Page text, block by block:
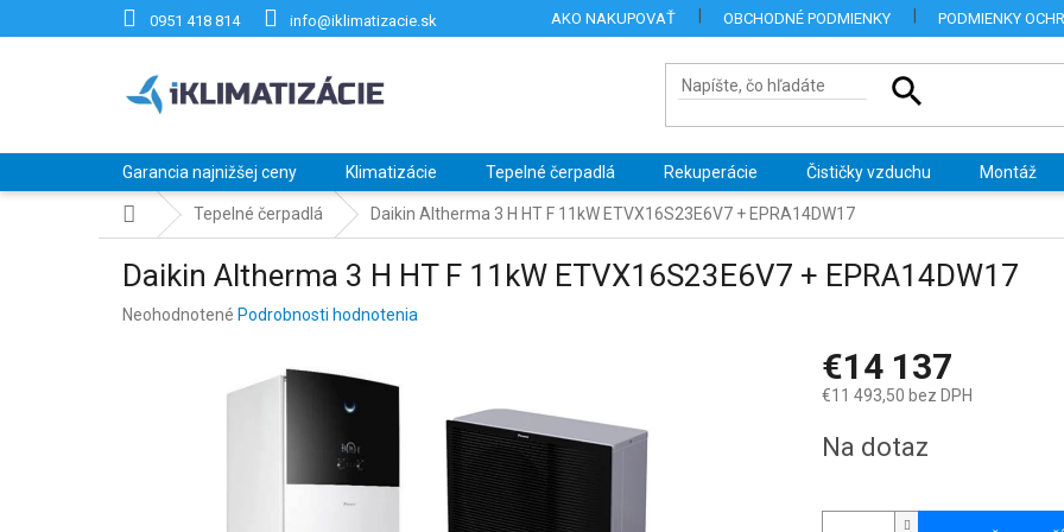
0951 418 814 info@iklimatizacie.sk AKO NAKUPOVAŤ OBCHODNÉ PODMIENKY PODMIENKY
Garancia najnižšej ceny Klimatizácie Tepelné čerpadlá Rekuperácie Čističky vzduchu Montáž
DomovTepelné čerpadlá Daikin Altherma 3 H HT F 11kW ETVX16S23E6V7 + EPRA14DW17
Daikin Altherma 3 H HT F 11kW ETVX16S23E6V7 + EPRA14DW17
Priemerné
Neohodnotené Podrobnosti hodnotenia
€14 137
€11 493,50 bez DPH
cena:
Na dotaz